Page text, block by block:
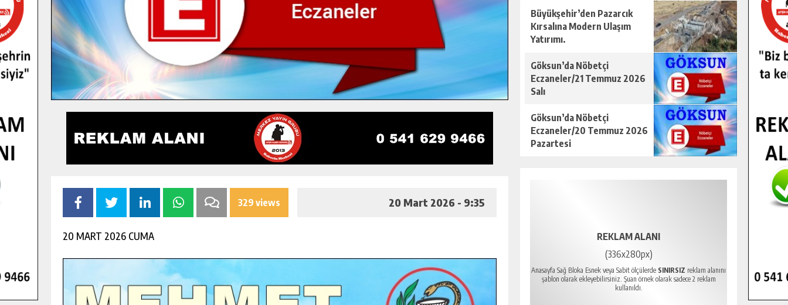
329 views 20 Mart 2026 - 9:35
20 MART 2026 CUMA
Büyükşehir’den Pazarcık
Kırsalına Modern Ulaşım
Yatırımı.
Göksun’da Nöbetçi
Eczaneler/21 Temmuz 2026
Salı
Göksun’da Nöbetçi
Eczaneler/20 Temmuz 2026
Pazartesi
REKLAM ALANI
(336x280px)
Anasayfa Sağ Bloka Esnek veya Sabit ölçülerde SINIRSIZ reklam alanını
şablon olarak ekleyebilirsiniz. Şuan örnek olarak sadece 2 reklam
kullanıldı.